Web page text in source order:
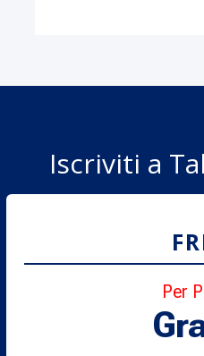
Iscriviti a
Per